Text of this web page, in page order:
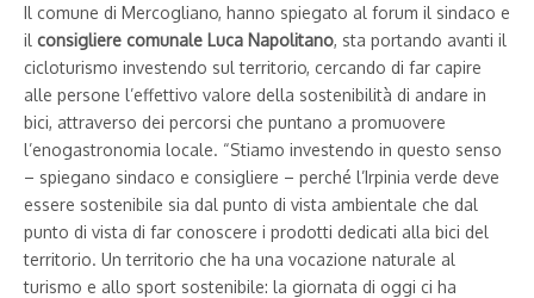
Il comune di Mercogliano, hanno spiegato al forum il sindaco e
il consigliere comunale Luca Napolitano, sta portando avanti il
cicloturismo investendo sul territorio, cercando di far capire
alle persone l’effettivo valore della sostenibilità di andare in
bici, attraverso dei percorsi che puntano a promuovere
l’enogastronomia locale. “Stiamo investendo in questo senso
– spiegano sindaco e consigliere – perché l’Irpinia verde deve
essere sostenibile sia dal punto di vista ambientale che dal
punto di vista di far conoscere i prodotti dedicati alla bici del
territorio. Un territorio che ha una vocazione naturale al
turismo e allo sport sostenibile: la giornata di oggi ci ha